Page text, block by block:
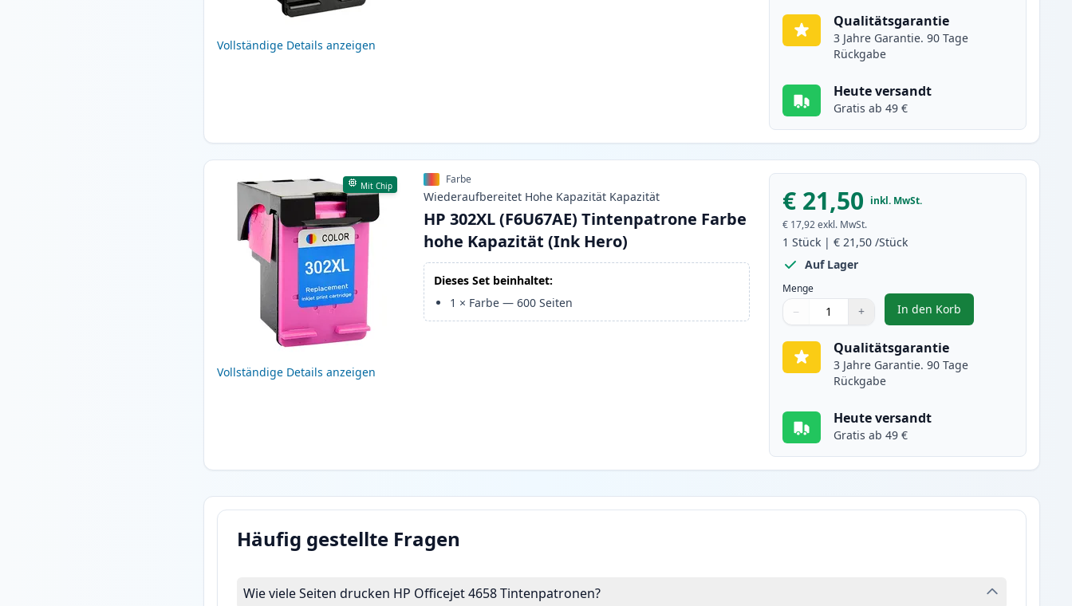
Vollständige Details anzeigen
Qualitätsgarantie
3 Jahre Garantie. 90 Tage
Rückgabe
Heute versandt
Gratis ab 49 €
Mit Chip
Vollständige Details anzeigen
Farbe
Wiederaufbereitet Hohe Kapazität Kapazität
HP 302XL (F6U67AE) Tintenpatrone Farbe
hohe Kapazität (Ink Hero)
Dieses Set beinhaltet:
1 × Farbe —600 Seiten
€ 21,50 inkl. MwSt.
€ 17,92 exkl. MwSt.
1 Stück |€ 21,50 /Stück
Auf Lager
Menge
Menge
Verwenden Sie die Tasten, um anzupassen
− +
Menge 1
In den Korb
, HP 302XL (F6U67AE)
Qualitätsgarantie
3 Jahre Garantie. 90 Tage
Rückgabe
Heute versandt
Gratis ab 49 €
Häufig gestellte Fragen
Wie viele Seiten drucken HP Officejet 4658 Tintenpatronen?